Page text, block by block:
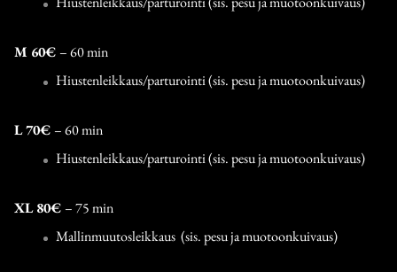
M 60€– 60 min
Hiustenleikkaus/parturointi (sis. pesu ja muotoonkuivaus)
L 70€– 60 min
Hiustenleikkaus/parturointi (sis. pesu ja muotoonkuivaus)
XL 80€– 75 min
Mallinmuutosleikkaus (sis. pesu ja muotoonkuivaus)